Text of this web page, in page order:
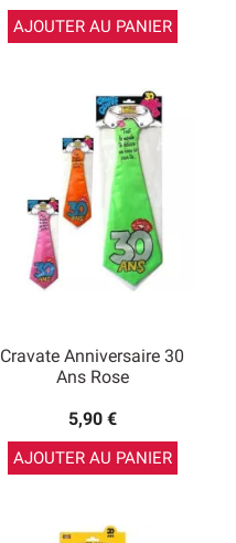
AJOUTER AU PANIER
Cravate Anniversaire 30
Ans Rose
5,90 €
AJOUTER AU PANIER